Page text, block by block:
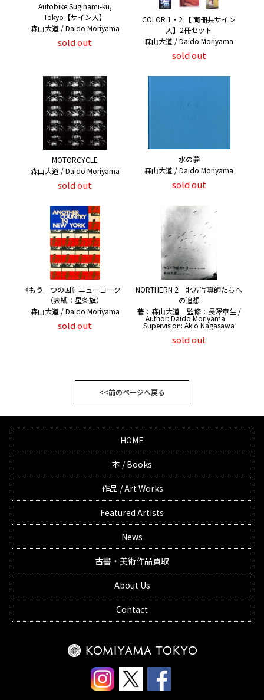
Autobike Suginami-ku,
Tokyo【サイン入】
森山大道 / Daido Moriyama
sold out
COLOR 1・2 【 両冊共サイン
入】2冊セット
森山大道 / Daido Moriyama
sold out
MOTORCYCLE
森山大道 / Daido Moriyama
sold out
水の夢
森山大道 / Daido Moriyama
sold out
《もう一つの国》ニューヨーク
（表紙：星条旗）
森山大道 / Daido Moriyama
sold out
NORTHERN 2 北方写真師たちへ
の追想
著：森山大道 監修：長澤章生 /
Author: Daido Moriyama
Supervision: Akio Nagasawa
sold out
<<前のページへ戻る
HOME
本 / Books
作品 / Art Works
Featured Artists
News
古書・美術作品買取
About Us
Contact